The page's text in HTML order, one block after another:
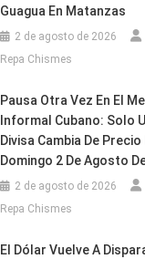
Guagua En Matanzas
2 de agosto de 2026
Repa Chismes
Pausa Otra Vez En El
Informal Cubano: Solo
Divisa Cambia De Precio
Domingo 2 De Agosto
2 de agosto de 2026
Repa Chismes
El Dólar Vuelve A